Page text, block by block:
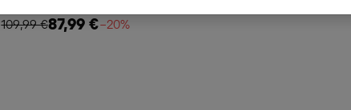
109,99 €87,99 €−20%